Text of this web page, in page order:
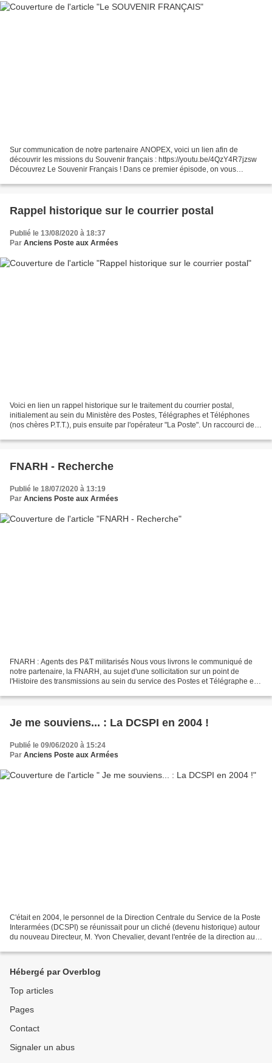
Sur communication de notre partenaire ANOPEX, voici un lien afin de
découvrir les missions du Souvenir français : https://youtu.be/4QzY4R7jzsw
Découvrez Le Souvenir Français ! Dans ce premier épisode, on vous
Rappel historique sur le courrier postal
Publié le 13/08/2020 à 18:37
Par Anciens Poste aux Armées
Voici en lien un rappel historique sur le traitement du courrier postal,
initialement au sein du Ministère des Postes, Télégraphes et Téléphones
(nos chères P.T.T.), puis ensuite par l'opérateur "La Poste". Un raccourci de
FNARH - Recherche
Publié le 18/07/2020 à 13:19
Par Anciens Poste aux Armées
FNARH : Agents des P&T militarisés Nous vous livrons le communiqué de
notre partenaire, la FNARH, au sujet d'une sollicitation sur un point de
l'Histoire des transmissions au sein du service des Postes et Télégraphe en
Je me souviens... : La DCSPI en 2004 !
Publié le 09/06/2020 à 15:24
Par Anciens Poste aux Armées
C'était en 2004, le personnel de la Direction Centrale du Service de la Poste
Interarmées (DCSPI) se réunissait pour un cliché (devenu historique) autour
du nouveau Directeur, M. Yvon Chevalier, devant l'entrée de la direction au
Hébergé par Overblog
Top articles
Pages
Contact
Signaler un abus